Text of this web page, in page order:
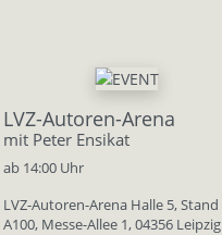
LVZ-Autoren-Arena
mit Peter Ensikat
ab 14:00 Uhr
LVZ-Autoren-Arena Halle 5, Stand
A100, Messe-Allee 1, 04356 Leipzig